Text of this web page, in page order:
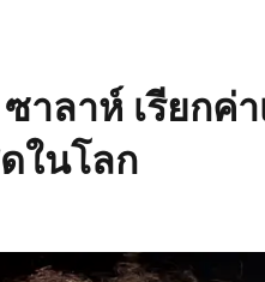
าลาห์ เรียก
ในโลก